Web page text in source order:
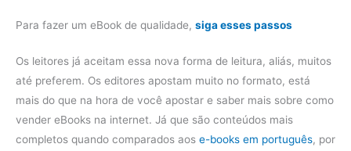
Para fazer um eBook de qualidade, siga esses passos
Os leitores já aceitam essa nova forma de leitura, aliás, muitos
até preferem. Os editores apostam muito no formato, está
mais do que na hora de você apostar e saber mais sobre como
vender eBooks na internet. Já que são conteúdos mais
completos quando comparados aos e-books em português, por